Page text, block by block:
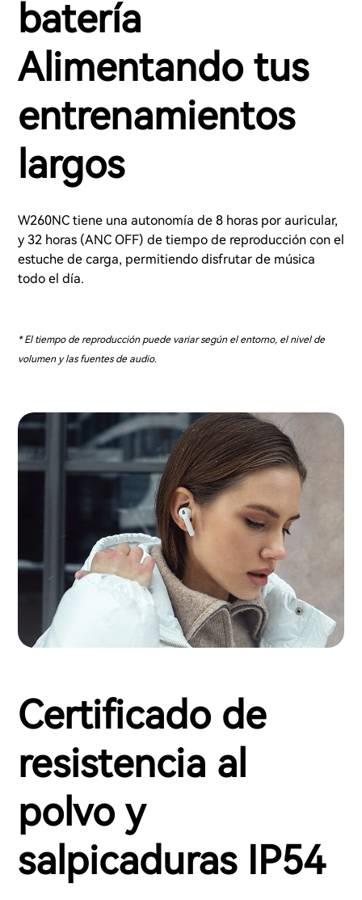
batería
Alimentando tus
entrenamientos
largos
W260NC tiene una autonomía de 8 horas por auricular,
y 32 horas (ANC OFF) de tiempo de reproducción con el
estuche de carga, permitiendo disfrutar de música
todo el día.
* El tiempo de reproducción puede variar según el entorno, el nivel de
volumen y las fuentes de audio.
Certificado de
resistencia al
polvo y
salpicaduras IP54